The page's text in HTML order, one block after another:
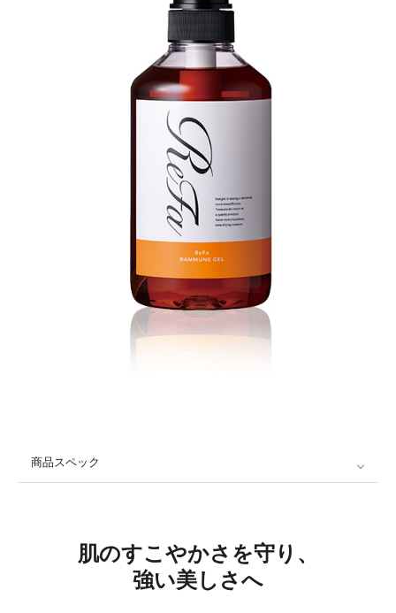
商品スペック
肌のすこやかさを守り、
強い美しさへ